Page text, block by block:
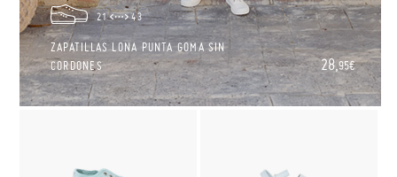
21 43
ZAPATILLAS LONA PUNTA GOMA SIN
CORDONES
28,95€